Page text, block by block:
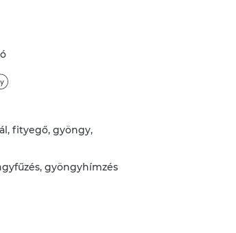
,fityegő,gyöngy,
gyöngyhímzés